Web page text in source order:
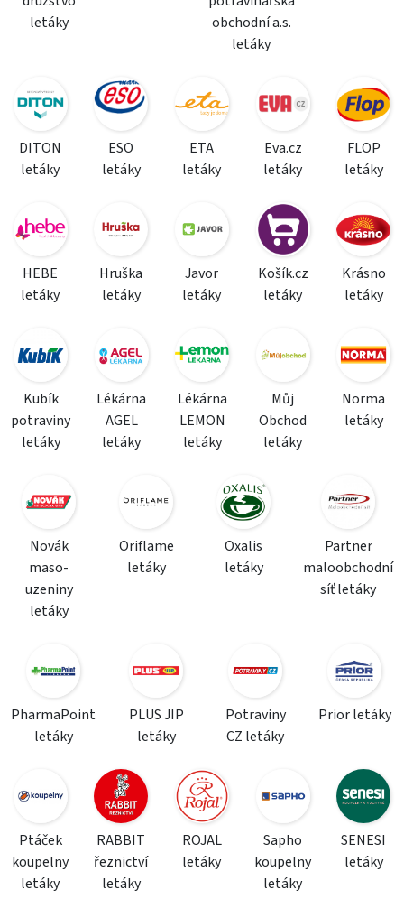
letáky
obchodní a.s.
letáky
DITON
letáky
ESO
letáky
ETA
letáky
Eva.cz
letáky
FLOP
letáky
HEBE
letáky
Hruška
letáky
Javor
letáky
Košík.cz
letáky
Krásno
letáky
Kubík
potraviny
letáky
Lékárna
AGEL
letáky
Lékárna
LEMON
letáky
Můj
Obchod
letáky
Norma
letáky
Novák
maso-
uzeniny
letáky
Oriflame
letáky
Oxalis
letáky
Partner
maloobchodní
síť letáky
PharmaPoint
letáky
PLUS JIP
letáky
Potraviny
CZ letáky
Prior letáky
Ptáček
koupelny
letáky
RABBIT
řeznictví
letáky
ROJAL
letáky
Sapho
koupelny
letáky
SENESI
letáky